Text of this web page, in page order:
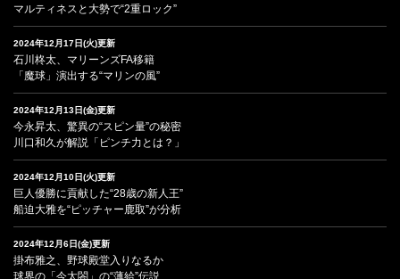
マルティネスと大勢で“2重ロック”
2024年12月17日(火)更新
石川柊太、マリーンズFA移籍
「魔球」演出する“マリンの風”
2024年12月13日(金)更新
今永昇太、驚異の“スピン量”の秘密
川口和久が解説「ピンチ力とは？」
2024年12月10日(火)更新
巨人優勝に貢献した“28歳の新人王”
船迫大雅を“ピッチャー鹿取”が分析
2024年12月6日(金)更新
掛布雅之、野球殿堂入りなるか
球界の「今太閤」の“薄給”伝説